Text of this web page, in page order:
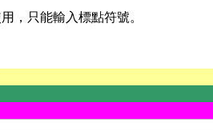
，只能輸入標點符號。